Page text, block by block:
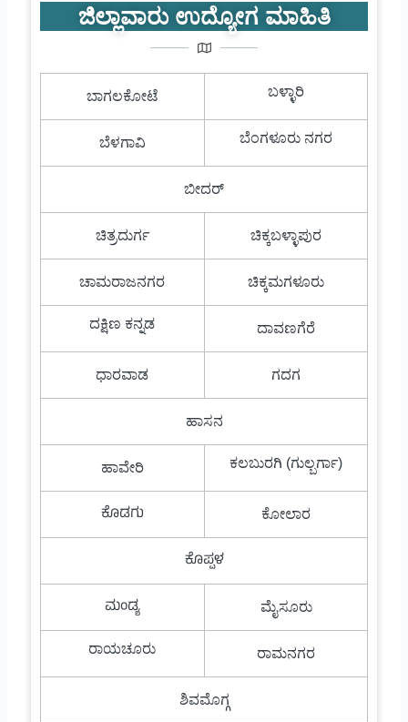
ಜಿಲ್ಲಾವಾರು ಉದ್ಯೋಗ ಮಾಹಿತಿ
ಬಾಗಲಕೋಟೆ ಬಳ್ಳಾರಿ
ಬೆಳಗಾವಿ ಬೆಂಗಳೂರು ನಗರ
ಬೀದರ್
ಚಿತ್ರದುರ್ಗ ಚಿಕ್ಕಬಳ್ಳಾಪುರ
ಚಾಮರಾಜನಗರ ಚಿಕ್ಕಮಗಳೂರು
ದಕ್ಷಿಣ ಕನ್ನಡ ದಾವಣಗೆರೆ
ಧಾರವಾಡ ಗದಗ
ಹಾಸನ
ಹಾವೇರಿ ಕಲಬುರಗಿ (ಗುಲ್ಬರ್ಗಾ)
ಕೊಡಗು ಕೋಲಾರ
ಕೊಪ್ಪಳ
ಮಂಡ್ಯ
ಮೈಸೂರು
ರಾಯಚೂರು ರಾಮನಗರ
ಶಿವಮೊಗ್ಗ